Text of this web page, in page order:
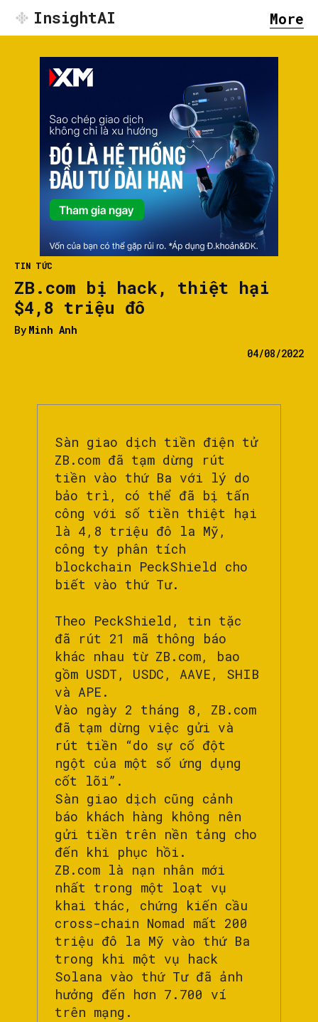
InsightAI More
TIN TỨC
ZB.com bị hack, thiệt hại
$4,8 triệu đô
By Minh Anh
04/08/2022
Sàn giao dịch tiền điện tử
ZB.com đã tạm dừng rút
tiền vào thứ Ba với lý do
bảo trì, có thể đã bị tấn
công với số tiền thiệt hại
là 4,8 triệu đô la Mỹ,
công ty phân tích
blockchain PeckShield cho
biết vào thứ Tư.
Theo PeckShield, tin tặc
đã rút 21 mã thông báo
khác nhau từ ZB.com, bao
gồm USDT, USDC, AAVE, SHIB
và APE.
Vào ngày 2 tháng 8, ZB.com
đã tạm dừng việc gửi và
rút tiền “do sự cố đột
ngột của một số ứng dụng
cốt lõi”.
Sàn giao dịch cũng cảnh
báo khách hàng không nên
gửi tiền trên nền tảng cho
đến khi phục hồi.
ZB.com là nạn nhân mới
nhất trong một loạt vụ
khai thác, chứng kiến cầu
cross-chain Nomad mất 200
triệu đô la Mỹ vào thứ Ba
trong khi một vụ hack
Solana vào thứ Tư đã ảnh
hưởng đến hơn 7.700 ví
trên mạng.